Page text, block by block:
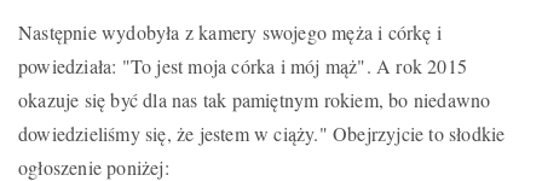
Następnie wydobyła z kamery swojego męża i córkę i
powiedziała: "To jest moja córka i mój mąż". A rok 2015
okazuje się być dla nas tak pamiętnym rokiem, bo niedawno
dowiedzieliśmy się, że jestem w ciąży." Obejrzyjcie to słodkie
ogłoszenie poniżej: